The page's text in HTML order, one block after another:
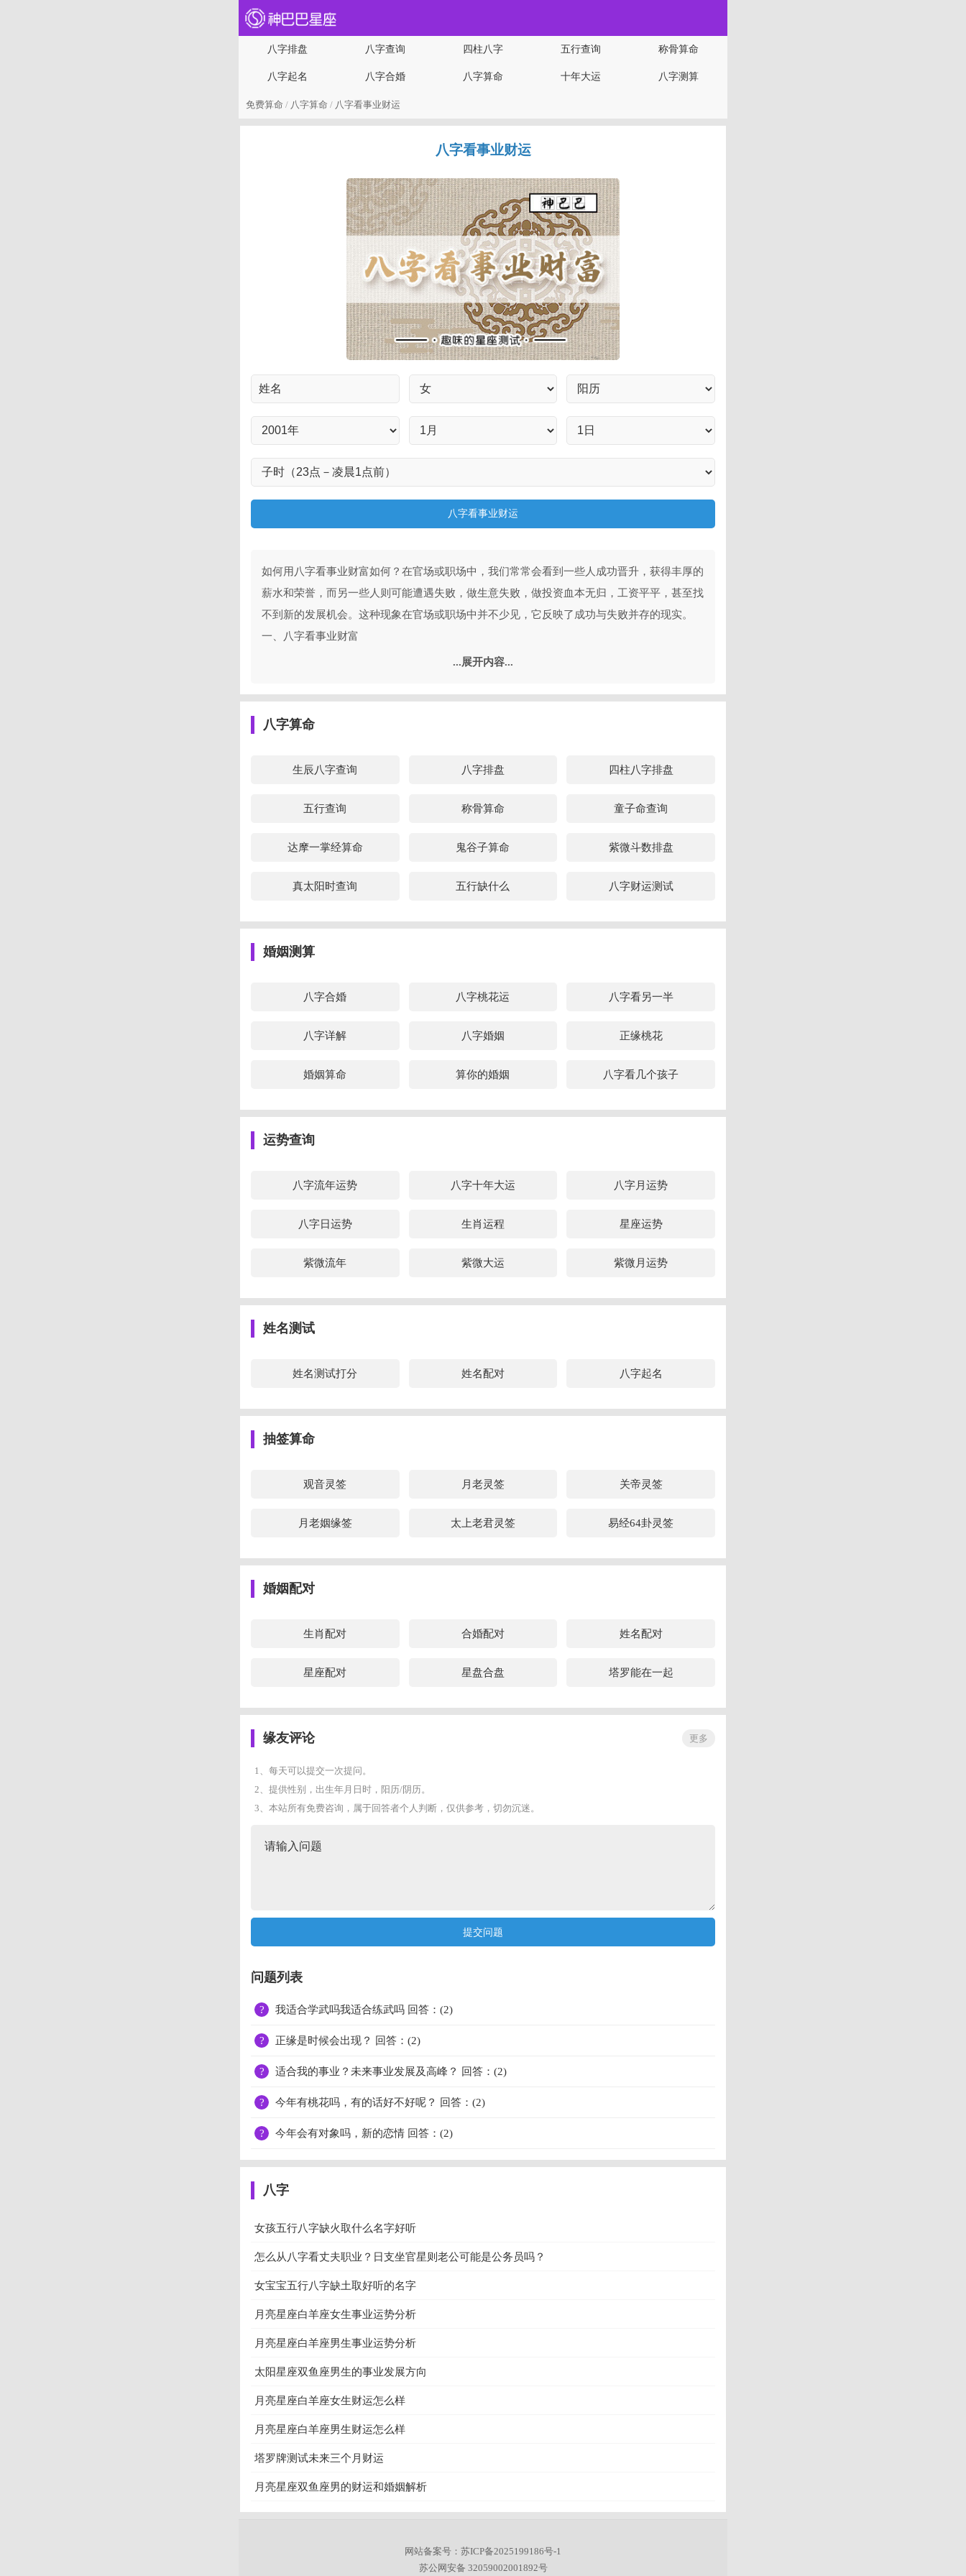
八字排盘 八字查询 四柱八字 五行查询 称骨算命
八字起名 八字合婚 八字算命 十年大运 八字测算
免费算命 / 八字算命 / 八字看事业财运
八字看事业财运
八字看事业财运
如何用八字看事业财富如何？在官场或职场中，我们常常会看到一些人成功晋升，获得丰厚的
薪水和荣誉，而另一些人则可能遭遇失败，做生意失败，做投资血本无归，工资平平，甚至找
不到新的发展机会。这种现象在官场或职场中并不少见，它反映了成功与失败并存的现实。
一、八字看事业财富
样格局的人一生财运贫瘠，一生外债还不清，终身带着外债过日子。此外，此格不见劫财，说
明外债不多，但是若是见到劫财，那么，就意味着外债很多，生活饥寒交迫。
八字中，财犯三刑，此命财多身弱,以食神制杀乃有格局，最喜比劫帮身，天干来比劫就发
牢。若是再遇到魁罡，那么，表示这个人多半混黑社会，手里有钱胡乱花，不懂珍惜，会因财
二、生辰八字算财运事业
偏官为用较旺，又或是偏官为忌弱而受制，表示日主具有管理才能，适合向商界发展。此外，
2、八字中身旺伤官旺生财
强，严谨认真，具有个人独特的见解能力，喜欢探索未知，也喜好对数字类的东西进行深入研
正官为用且旺相，又或是正官为忌弱而受制，则表示具有领导才能，是最为适合亡官场方向发
导的赏识，事业发展较快。
...展开内容...
八字算命
生辰八字查询 八字排盘 四柱八字排盘
五行查询 称骨算命 童子命查询
达摩一掌经算命 鬼谷子算命 紫微斗数排盘
真太阳时查询 五行缺什么 八字财运测试
婚姻测算
八字合婚 八字桃花运 八字看另一半
八字详解 八字婚姻 正缘桃花
婚姻算命 算你的婚姻 八字看几个孩子
运势查询
八字流年运势 八字十年大运 八字月运势
八字日运势 生肖运程 星座运势
紫微流年 紫微大运 紫微月运势
姓名测试
姓名测试打分 姓名配对 八字起名
抽签算命
观音灵签 月老灵签 关帝灵签
月老姻缘签 太上老君灵签 易经64卦灵签
婚姻配对
生肖配对 合婚配对 姓名配对
星座配对 星盘合盘 塔罗能在一起
缘友评论 更多
1、每天可以提交一次提问。
2、提供性别，出生年月日时，阳历/阴历。
3、本站所有免费咨询，属于回答者个人判断，仅供参考，切勿沉迷。
提交问题
问题列表
? 我适合学武吗我适合练武吗 回答：(2)
? 正缘是时候会出现？ 回答：(2)
? 适合我的事业？未来事业发展及高峰？ 回答：(2)
? 今年有桃花吗，有的话好不好呢？ 回答：(2)
? 今年会有对象吗，新的恋情 回答：(2)
八字
女孩五行八字缺火取什么名字好听
怎么从八字看丈夫职业？日支坐官星则老公可能是公务员吗？
女宝宝五行八字缺土取好听的名字
月亮星座白羊座女生事业运势分析
月亮星座白羊座男生事业运势分析
太阳星座双鱼座男生的事业发展方向
月亮星座白羊座女生财运怎么样
月亮星座白羊座男生财运怎么样
塔罗牌测试未来三个月财运
月亮星座双鱼座男的财运和婚姻解析
网站备案号：苏ICP备2025199186号-1
苏公网安备 32059002001892号